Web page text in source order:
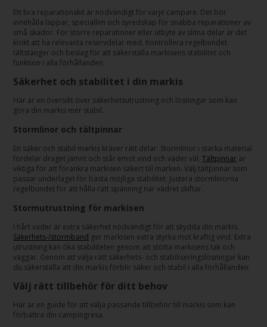
Ett bra reparationskit är nödvändigt för varje campare. Det bör
innehålla lappar, speciallim och syredskap för snabba reparationer av
små skador. För större reparationer eller utbyte av slitna delar är det
klokt att ha relevanta reservdelar med. Kontrollera regelbundet
tältstänger och beslag för att säkerställa markisens stabilitet och
funktion i alla förhållanden.
Säkerhet och stabilitet i din markis
Här är en översikt över säkerhetsutrustning och lösningar som kan
göra din markis mer stabil.
Stormlinor och tältpinnar
En säker och stabil markis kräver rätt delar. Stormlinor i starka material
fördelar draget jämnt och står emot vind och väder väl.Tältpinnar är
viktiga för att förankra markisen säkert till marken. Välj tältpinnar som
passar underlaget för bästa möjliga stabilitet. Justera stormlinorna
regelbundet för att hålla rätt spänning när vädret skiftar.
Stormutrustning för markisen
I hårt väder är extra säkerhet nödvändigt för att skydda din markis.
Säkerhets-/stormband ger markisen extra styrka mot kraftig vind. Extra
utrustning kan öka stabiliteten genom att stötta markisens tak och
väggar. Genom att välja rätt säkerhets- och stabiliseringslösningar kan
du säkerställa att din markis förblir säker och stabil i alla förhållanden.
Välj rätt tillbehör för ditt behov
Här är en guide för att välja passande tillbehör till markis som kan
förbättra din campingresa.